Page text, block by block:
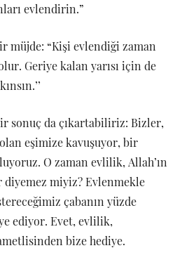
evlendirin.”
müjde: “Kişi evlendiği zaman
Geriye kalan yarısı için de
sonuç da çıkartabiliriz: Bizler,
eşimize kavuşuyor, bir
O zaman evlilik, Allah’ın
miyiz? Evlenmekle
çabanın yüzde
ediyor. Evet, evlilik,
bize hediye.